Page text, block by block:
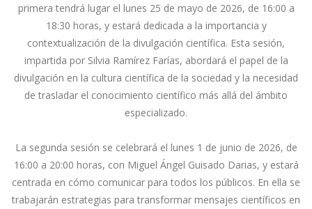
primera tendrá lugar el lunes 25 de mayo de 2026, de 16:00 a
18:30 horas, y estará dedicada a la importancia y
contextualización de la divulgación científica. Esta sesión,
impartida por Silvia Ramírez Farías, abordará el papel de la
divulgación en la cultura científica de la sociedad y la necesidad
de trasladar el conocimiento científico más allá del ámbito
especializado.
La segunda sesión se celebrará el lunes 1 de junio de 2026, de
16:00 a 20:00 horas, con Miguel Ángel Guisado Darias, y estará
centrada en cómo comunicar para todos los públicos. En ella se
trabajarán estrategias para transformar mensajes científicos en